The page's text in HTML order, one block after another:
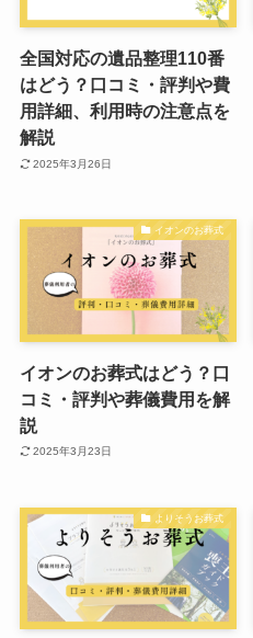
全国対応の遺品整理110番
はどう？口コミ・評判や費
用詳細、利用時の注意点を
解説
2025年3月26日
イオンのお葬式
イオンのお葬式はどう？口
コミ・評判や葬儀費用を解
説
2025年3月23日
よりそうお葬式